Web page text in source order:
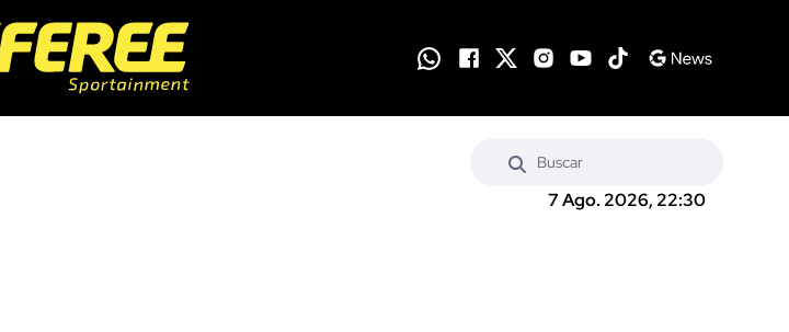
7 Ago. 2026, 22:30